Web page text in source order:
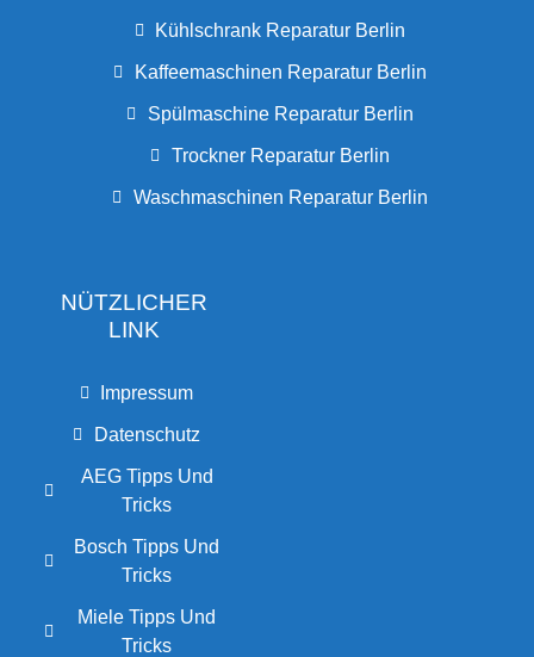
Kühlschrank Reparatur Berlin
Kaffeemaschinen Reparatur Berlin
Spülmaschine Reparatur Berlin
Trockner Reparatur Berlin
Waschmaschinen Reparatur Berlin
NÜTZLICHER
LINK
Impressum
Datenschutz
AEG Tipps Und
Tricks
Bosch Tipps Und
Tricks
Miele Tipps Und
Tricks